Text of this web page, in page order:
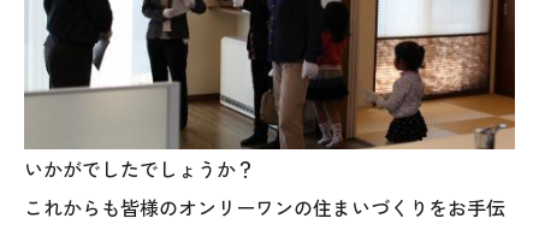
スタッフ紹介
ブログ
オレンジフェア
各種事業
いかがでしたでしょうか？
これからも皆様のオンリーワンの住まいづくりをお手伝